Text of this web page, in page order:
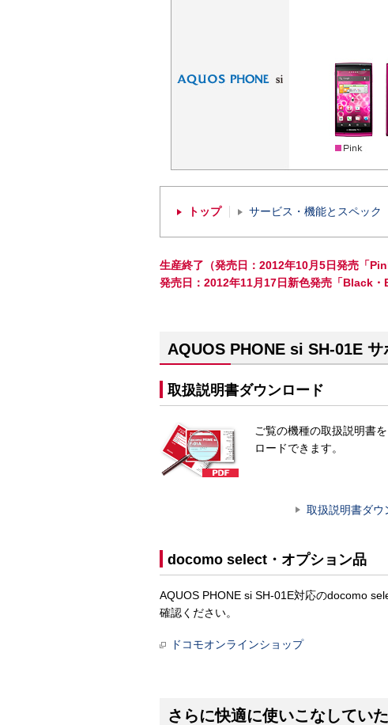
トップ サービス・機能とスペック
生産終了（発売日：2012年10月5日発売「
発売日：2012年11月17日新色発売「Black・
AQUOS PHONE si SH-01E サ
取扱説明書ダウンロード
ご覧の機種の取扱説明書
ロードできます。
取扱説明書ダウ
docomo select・オプション品
AQUOS PHONE si SH-01E対応のdocomo
確認ください。
ドコモオンラインショップ
さらに快適に使いこなしてい